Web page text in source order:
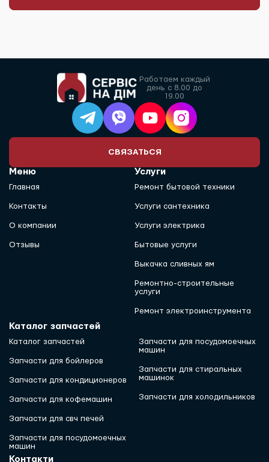
Работаем каждый
день с 8.00 до
19.00
СВЯЗАТЬСЯ
Меню
Главная
Контакты
О компании
Отзывы
Услуги
Ремонт бытовой техники
Услуги сантехника
Услуги электрика
Бытовые услуги
Выкачка сливных ям
Ремонтно-строительные
услуги
Ремонт электроинструмента
Каталог запчастей
Каталог запчастей
Запчасти для бойлеров
Запчасти для кондиционеров
Запчасти для кофемашин
Запчасти для свч печей
Запчасти для посудомоечных
машин
Запчасти для посудомоечных
машин
Запчасти для стиральных
машинок
Запчасти для холодильников
Контакти